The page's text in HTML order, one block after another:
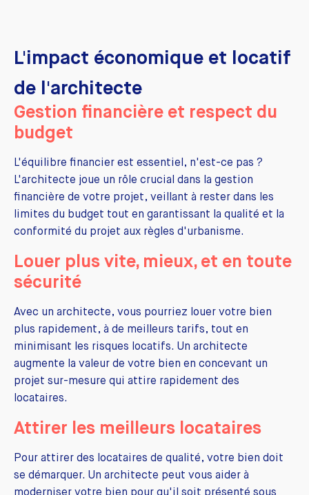
L'impact économique et locatif
de l'architecte
Gestion financière et respect du
budget
L'équilibre financier est essentiel, n'est-ce pas ?
L'architecte joue un rôle crucial dans la gestion
financière de votre projet, veillant à rester dans les
limites du budget tout en garantissant la qualité et la
conformité du projet aux règles d'urbanisme.
Louer plus vite, mieux, et en toute
sécurité
Avec un architecte, vous pourriez louer votre bien
plus rapidement, à de meilleurs tarifs, tout en
minimisant les risques locatifs. Un architecte
augmente la valeur de votre bien en concevant un
projet sur-mesure qui attire rapidement des
locataires.
Attirer les meilleurs locataires
Pour attirer des locataires de qualité, votre bien doit
se démarquer. Un architecte peut vous aider à